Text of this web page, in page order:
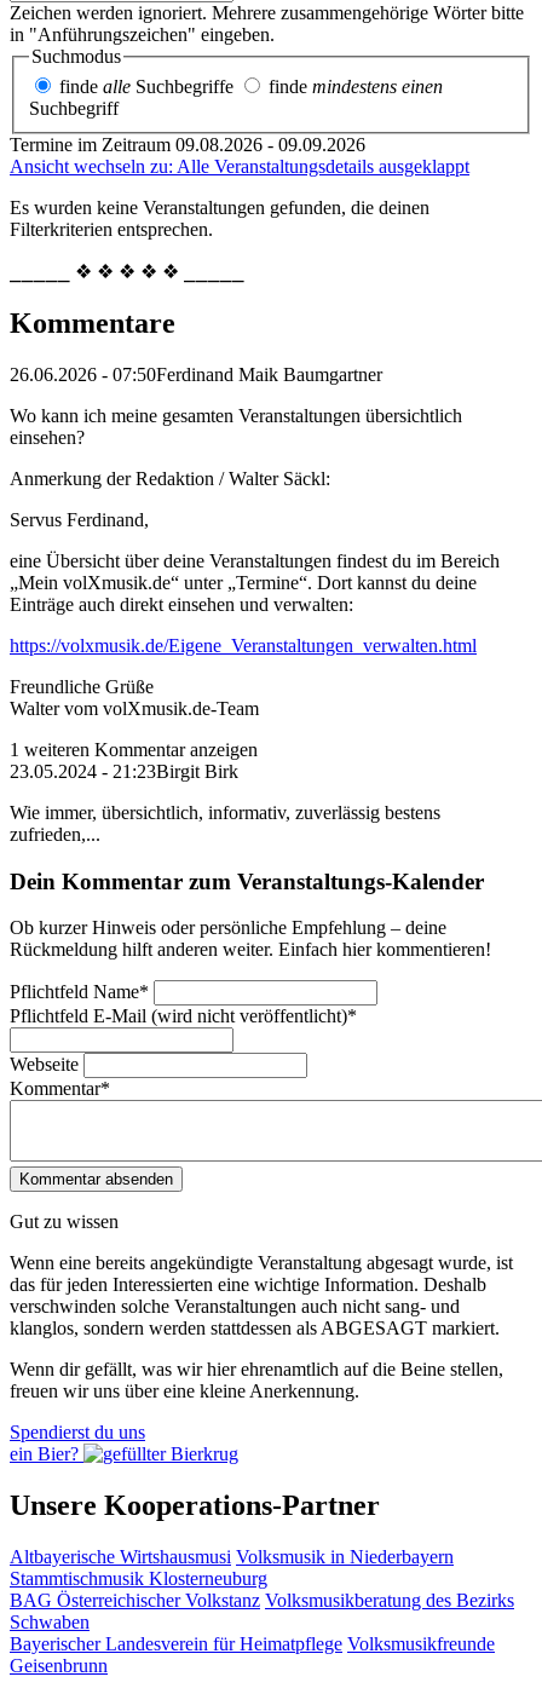
Zeichen werden ignoriert. Mehrere zusammengehörige Wörter bitte
in "Anführungszeichen" eingeben.
Suchmodus
finde alle Suchbegriffe finde mindestens einen
Suchbegriff
Termine im Zeitraum 09.08.2026 - 09.09.2026
Ansicht wechseln zu: Alle Veranstaltungsdetails ausgeklappt
Es wurden keine Veranstaltungen gefunden, die deinen
Filterkriterien entsprechen.
⎯⎯⎯⎯⎯ ❖ ❖ ❖ ❖ ❖ ⎯⎯⎯⎯⎯
Kommentare
26.06.2026 - 07:50Ferdinand Maik Baumgartner
Wo kann ich meine gesamten Veranstaltungen übersichtlich
einsehen?
Anmerkung der Redaktion /Walter Säckl:
Servus Ferdinand,
eine Übersicht über deine Veranstaltungen findest du im Bereich
„Mein volXmusik.de“ unter „Termine“. Dort kannst du deine
Einträge auch direkt einsehen und verwalten:
https://volxmusik.de/Eigene_Veranstaltungen_verwalten.html
Freundliche Grüße
Walter vom volXmusik.de-Team
1 weiteren Kommentar anzeigen
23.05.2024 - 21:23Birgit Birk
Wie immer, übersichtlich, informativ, zuverlässig bestens
zufrieden,...
Dein Kommentar zum Veranstaltungs-Kalender
Ob kurzer Hinweis oder persönliche Empfehlung – deine
Rückmeldung hilft anderen weiter. Einfach hier kommentieren!
Pflichtfeld Name*
Pflichtfeld E-Mail (wird nicht veröffentlicht)*
Webseite
Kommentar*
Gut zu wissen
Wenn eine bereits ange­kündigte Veranstaltung abgesagt wurde, ist
das für jeden Interessierten eine wichtige Information. Deshalb
verschwinden solche Veran­staltungen auch nicht sang- und
klanglos, sondern werden statt­dessen alsABGESAGT markiert.
Wenn dir gefällt, was wir hier ehrenamtlich auf die Beine stellen,
freuen wir uns über eine kleine Anerkennung.
Spendierst du uns
ein Bier?
Unsere Kooperations-Partner
Altbayerische Wirtshausmusi Volksmusik in Niederbayern
Stammtischmusik Klosterneuburg
BAG Österreichischer Volkstanz Volksmusikberatung des Bezirks
Schwaben
Bayerischer Landesverein für Heimatpflege Volksmusikfreunde
Geisenbrunn